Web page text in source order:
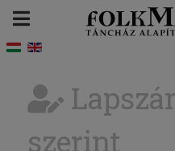
szerint